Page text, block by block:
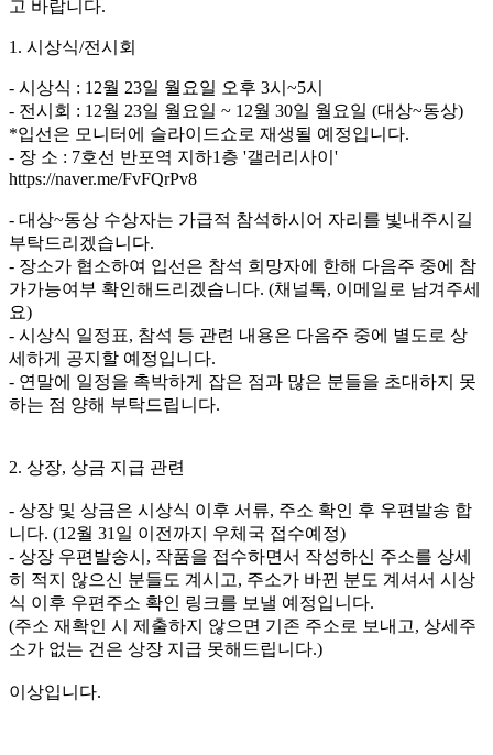
고 바랍니다.
1. 시상식/전시회
- 시상식 : 12월 23일 월요일 오후 3시~5시
- 전시회 : 12월 23일 월요일 ~ 12월 30일 월요일 (대상~동상)
*입선은 모니터에 슬라이드쇼로 재생될 예정입니다.
- 장 소 : 7호선 반포역 지하1층 '갤러리사이'
https://naver.me/FvFQrPv8
- 대상~동상 수상자는 가급적 참석하시어 자리를 빛내주시길
부탁드리겠습니다.
- 장소가 협소하여 입선은 참석 희망자에 한해 다음주 중에 참
가가능여부 확인해드리겠습니다. (채널톡, 이메일로 남겨주세
요)
- 시상식 일정표, 참석 등 관련 내용은 다음주 중에 별도로 상
세하게 공지할 예정입니다.
- 연말에 일정을 촉박하게 잡은 점과 많은 분들을 초대하지 못
하는 점 양해 부탁드립니다.
2. 상장, 상금 지급 관련
- 상장 및 상금은 시상식 이후 서류, 주소 확인 후 우편발송 합
니다. (12월 31일 이전까지 우체국 접수예정)
- 상장 우편발송시, 작품을 접수하면서 작성하신 주소를 상세
히 적지 않으신 분들도 계시고, 주소가 바뀐 분도 계셔서 시상
식 이후 우편주소 확인 링크를 보낼 예정입니다.
(주소 재확인 시 제출하지 않으면 기존 주소로 보내고, 상세주
소가 없는 건은 상장 지급 못해드립니다.)
이상입니다.